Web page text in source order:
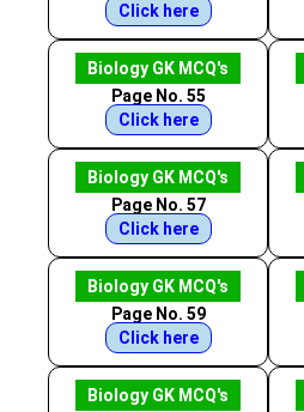
Click here
Biology GK MCQ's
Page No. 55
Click here
Biology GK MCQ's
Page No. 57
Click here
Biology GK MCQ's
Page No. 59
Click here
Biology GK MCQ's